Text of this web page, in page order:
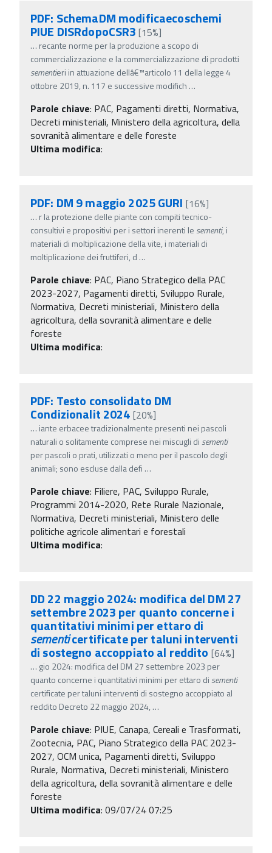
PDF: SchemaDM modificaecoschemi
PIUE DISRdopoCSR3 [15%]
… recante norme per la produzione a scopo di
commercializzazione e la commercializzazione di prodotti
sementieri in attuazione dellâ€™articolo 11 della legge 4
ottobre 2019, n. 117 e successive modifich …
Parole chiave: PAC, Pagamenti diretti, Normativa,
Decreti ministeriali, Ministero della agricoltura, della
sovranità alimentare e delle foreste
Ultima modifica:
PDF: DM 9 maggio 2025 GURI [16%]
… r la protezione delle piante con compiti tecnico-
consultivi e propositivi per i settori inerenti le sementi, i
materiali di moltiplicazione della vite, i materiali di
moltiplicazione dei fruttiferi, d …
Parole chiave: PAC, Piano Strategico della PAC
2023-2027, Pagamenti diretti, Sviluppo Rurale,
Normativa, Decreti ministeriali, Ministero della
agricoltura, della sovranità alimentare e delle
foreste
Ultima modifica:
PDF: Testo consolidato DM
Condizionalit 2024 [20%]
… iante erbacee tradizionalmente presenti nei pascoli
naturali o solitamente comprese nei miscugli di sementi
per pascoli o prati, utilizzati o meno per il pascolo degli
animali; sono escluse dalla defi …
Parole chiave: Filiere, PAC, Sviluppo Rurale,
Programmi 2014-2020, Rete Rurale Nazionale,
Normativa, Decreti ministeriali, Ministero delle
politiche agricole alimentari e forestali
Ultima modifica:
DD 22 maggio 2024: modifica del DM 27
settembre 2023 per quanto concerne i
quantitativi minimi per ettaro di
sementicertificate per taluni interventi
di sostegno accoppiato al reddito [64%]
… gio 2024: modifica del DM 27 settembre 2023 per
quanto concerne i quantitativi minimi per ettaro di sementi
certificate per taluni interventi di sostegno accoppiato al
reddito Decreto 22 maggio 2024, …
Parole chiave: PIUE, Canapa, Cereali e Trasformati,
Zootecnia, PAC, Piano Strategico della PAC 2023-
2027, OCM unica, Pagamenti diretti, Sviluppo
Rurale, Normativa, Decreti ministeriali, Ministero
della agricoltura, della sovranità alimentare e delle
foreste
Ultima modifica: 09/07/24 07:25